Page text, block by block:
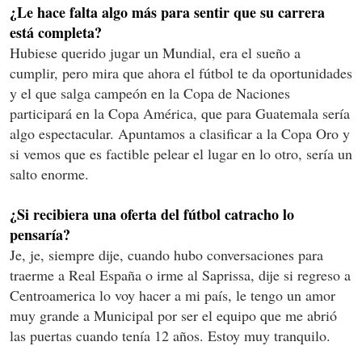
¿Le hace falta algo más para sentir que su carrera
está completa?
Hubiese querido jugar un Mundial, era el sueño a
cumplir, pero mira que ahora el fútbol te da oportunidades
y el que salga campeón en la Copa de Naciones
participará en la Copa América, que para Guatemala sería
algo espectacular. Apuntamos a clasificar a la Copa Oro y
si vemos que es factible pelear el lugar en lo otro, sería un
salto enorme.
¿Si recibiera una oferta del fútbol catracho lo
pensaría?
Je, je, siempre dije, cuando hubo conversaciones para
traerme a Real España o irme al Saprissa, dije si regreso a
Centroamerica lo voy hacer a mi país, le tengo un amor
muy grande a Municipal por ser el equipo que me abrió
las puertas cuando tenía 12 años. Estoy muy tranquilo.